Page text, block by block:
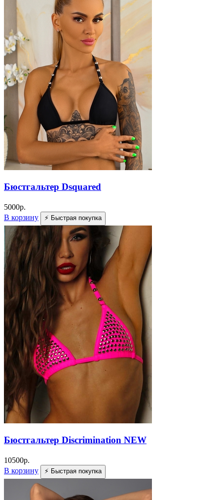
Бюстгальтер Dsquared
5000р.
В корзину
⚡ Быстрая покупка
Бюстгальтер Discrimination NEW
10500р.
В корзину
⚡ Быстрая покупка